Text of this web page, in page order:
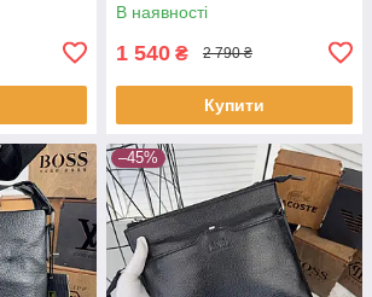
В наявності
1 540 ₴ 2 790 ₴
Купити
–45%